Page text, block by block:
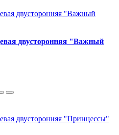
двусторонняя "Важный